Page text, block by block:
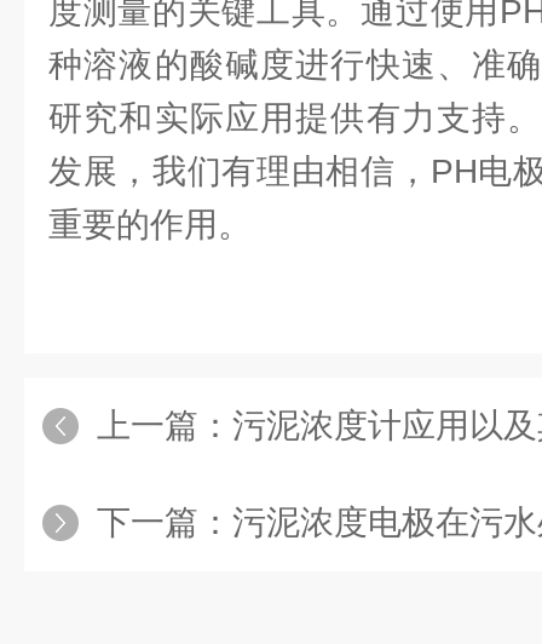
度测量的关键工具。通过使用
种溶液的酸碱度进行快速、准
研究和实际应用提供有力支持
发展，我们有理由相信，PH电
重要的作用。
上一篇： 污泥浓度计应用以及其
下一篇： 污泥浓度电极在污水处